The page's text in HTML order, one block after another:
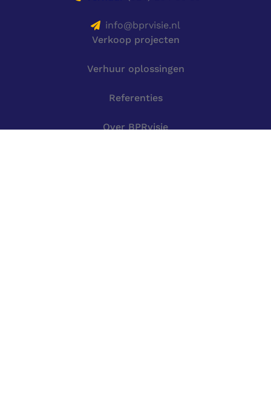
info@bprvisie.nl
Verkoop projecten
Verhuur oplossingen
Referenties
Over BPRvisie